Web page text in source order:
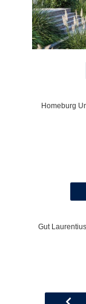
Homeburg
Gut